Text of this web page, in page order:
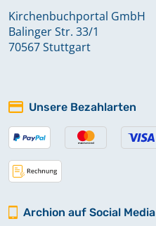
Kirchenbuchportal GmbH
Balinger Str. 33/1
70567 Stuttgart
Unsere Bezahlarten
Archion auf Social Media